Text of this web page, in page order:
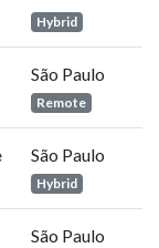
Hybrid
São Paulo
Remote
São Paulo
Hybrid
São Paulo